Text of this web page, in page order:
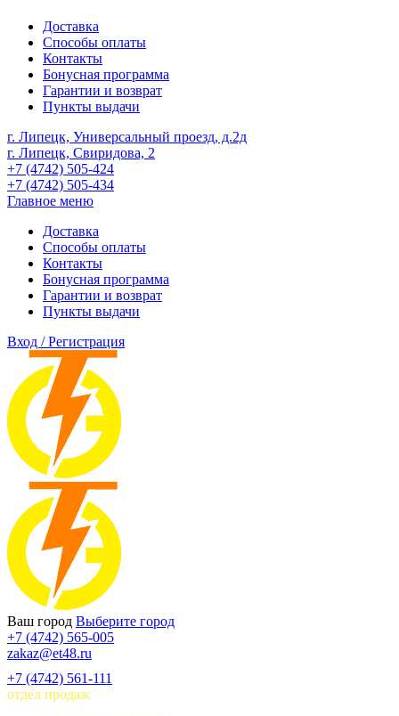
Доставка
Способы оплаты
Контакты
Бонусная программа
Гарантии и возврат
Пункты выдачи
г. Липецк, Универсальный проезд, д.2д
г. Липецк, Свиридова, 2
+7 (4742) 505-424
+7 (4742) 505-434
Главное меню
Доставка
Способы оплаты
Контакты
Бонусная программа
Гарантии и возврат
Пункты выдачи
Вход / Регистрация
Ваш город Выберите город
+7 (4742) 565-005
zakaz@et48.ru
+7 (4742) 561-111
отдел продаж